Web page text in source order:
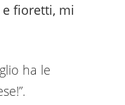
e fioretti, mi
ha le